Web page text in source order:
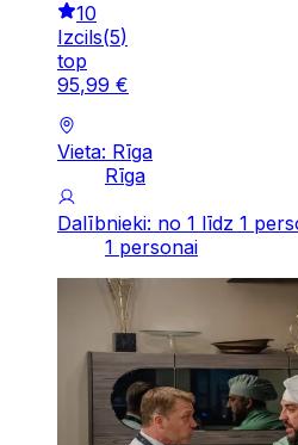
10
Izcils(5)
top
95,99 €
Vieta: Rīga
Rīga
Dalībnieki: no 1 līdz 1
1 personai